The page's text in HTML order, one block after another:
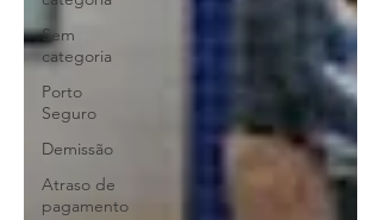
Sem
categoria
Porto
Seguro
Demissão
Atraso de
pagamento